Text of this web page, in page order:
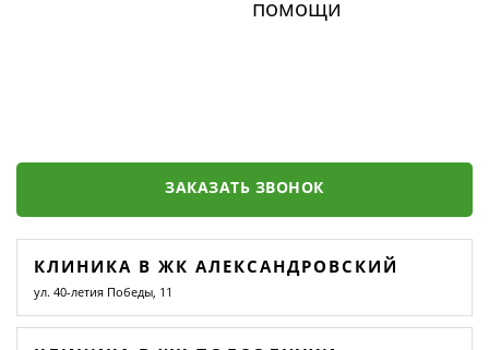
помощи
ЗАКАЗАТЬ ЗВОНОК
КЛИНИКА В ЖК АЛЕКСАНДРОВСКИЙ
ул. 40-летия Победы, 11